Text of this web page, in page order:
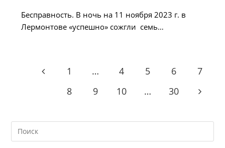
Бесправность. В ночь на 11 ноября 2023 г. в
Лермонтове «успешно» сожгли семь…
Go to the previous page
1 … 4 5 6
7
8
9 10 … 30 Go to
Search
this